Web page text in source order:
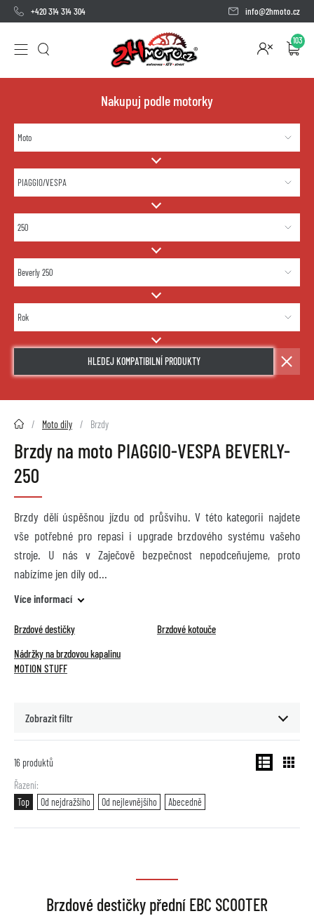
+420 314 314 304 info@2hmoto.cz
103
Nakupuj podle motorky
HLEDEJ KOMPATIBILNÍ PRODUKTY
2HMOTO.cz Moto díly Brzdy
Brzdy na moto PIAGGIO-VESPA BEVERLY-
250
Brzdy dělí úspěšnou jízdu od průšvihu. V této kategorii najdete
vše potřebné pro repasi i upgrade brzdového systému vašeho
stroje. U nás v Zaječově bezpečnost nepodceňujeme, proto
nabízíme jen díly od
Více informací
Brzdové destičky
Brzdové kotouče
Nádržky na brzdovou kapalinu
MOTION STUFF
Zobrazit filtr
16 produktů
Řazení
Top
Od nejdražšího Od nejlevnějšího Abecedně
Brzdové destičky přední EBC SCOOTER